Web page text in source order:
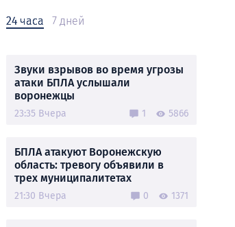
24 часа 7 дней
Звуки взрывов во время угрозы
атаки БПЛА услышали
воронежцы
23:35 Вчера 1 5866
БПЛА атакуют Воронежскую
область: тревогу объявили в
трех муниципалитетах
21:30 Вчера 0 1371